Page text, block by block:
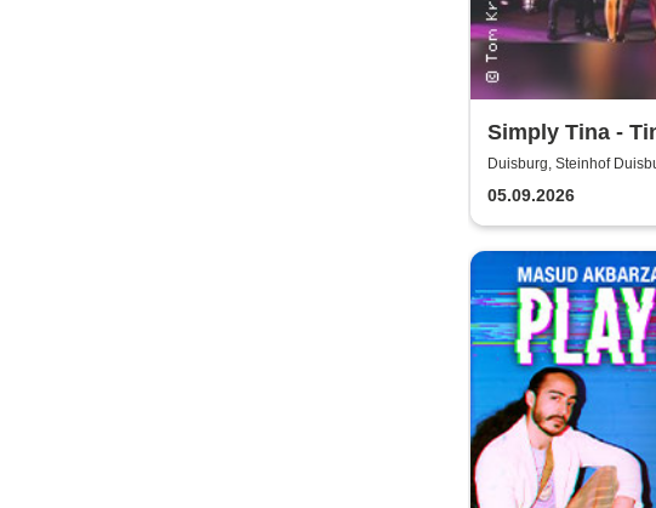
Simply Tina -
Tribute Concert
Duisburg, Steinhof
05.09.2026